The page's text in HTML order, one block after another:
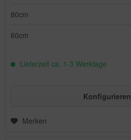
80cm
60cm
Lieferzeit ca. 1-3 Werktage
Konfigurieren
Merken